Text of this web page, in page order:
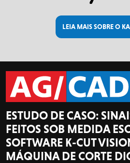
LEIA MAIS SOBRE O
ESTUDO DE CASO:
FEITOS SOB MEDIDA
SOFTWARE K-CUT
MÁQUINA DE CORTE